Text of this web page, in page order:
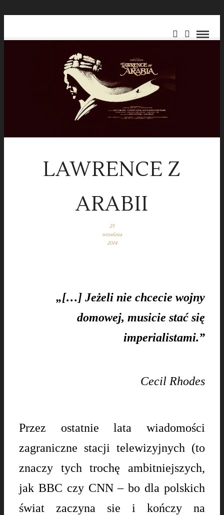
LAWRENCE Z
ARABII
23
września
2014
„[…] Jeżeli nie chcecie wojny
domowej, musicie stać się
imperialistami.”
Cecil Rhodes
Przez ostatnie lata wiadomości
zagraniczne stacji telewizyjnych (to
znaczy tych trochę ambitniejszych,
jak BBC czy CNN – bo dla polskich
świat zaczyna sie i kończy na